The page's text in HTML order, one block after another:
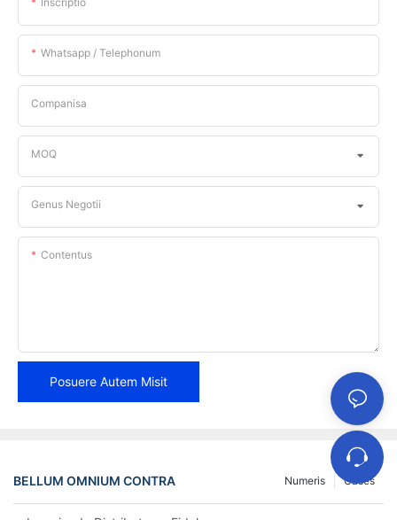
Whatsapp / Telephonum
Companisa
MOQ
Genus Negotii
Contentus
Posuere Autem Misit
BELLUM OMNIUM CONTRA Cases
Numeris